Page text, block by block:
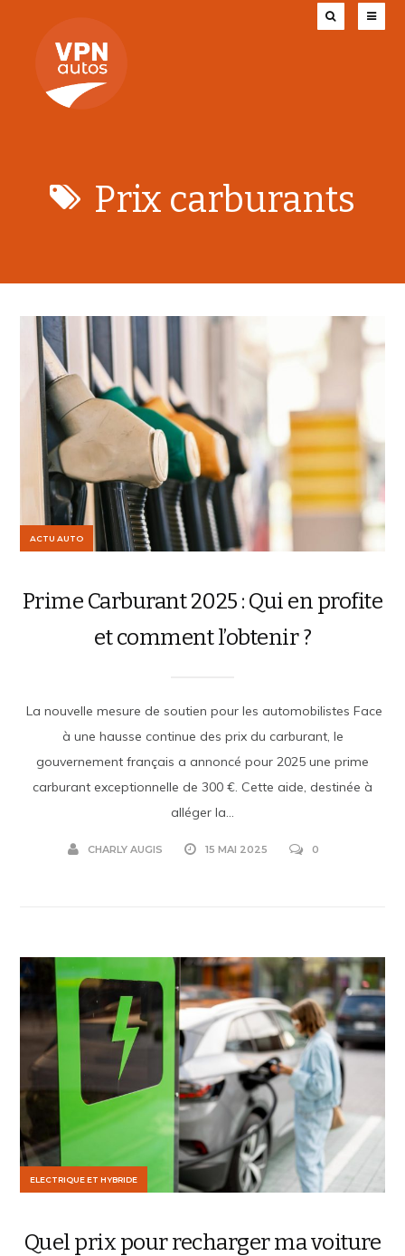
Prix carburants
ACTU AUTO
Prime Carburant 2025 : Qui en profite
et comment l’obtenir ?
La nouvelle mesure de soutien pour les automobilistes Face
à une hausse continue des prix du carburant, le
gouvernement français a annoncé pour 2025 une prime
carburant exceptionnelle de 300 €. Cette aide, destinée à
alléger la...
CHARLY AUGIS 15 MAI 2025 0
ELECTRIQUE ET HYBRIDE
Quel prix pour recharger ma voiture